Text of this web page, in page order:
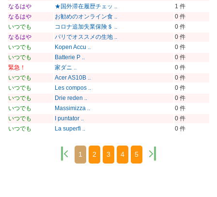
なるはや
★国外滞在履歴チェッ ..
1 件
なるはや
お勧めのオンライン食 ..
0 件
いつでも
コロナ追加失業保険＄ ..
0 件
なるはや
パリでオススメの生地 ..
0 件
いつでも
Kopen Accu ..
0 件
いつでも
Batterie P ..
0 件
緊急！
家ダニ ..
0 件
いつでも
Acer AS10B ..
0 件
いつでも
Les compos ..
0 件
いつでも
Drie reden ..
0 件
いつでも
Massimizza ..
0 件
いつでも
I puntator ..
0 件
いつでも
La superfi .. 0 件
1 2 3 4 5